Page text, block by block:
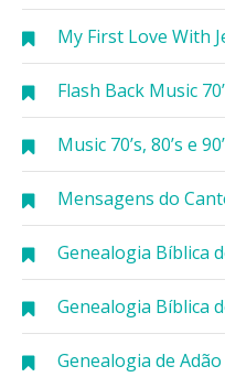
My First Love With
Flash Back Music
Music 70’s, 80’s e
Mensagens do
Genealogia Bíblica
Genealogia Bíblica
Genealogia de Adão